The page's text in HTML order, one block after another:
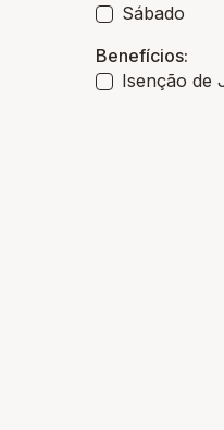
Sábado
Benefícios:
Isenção de